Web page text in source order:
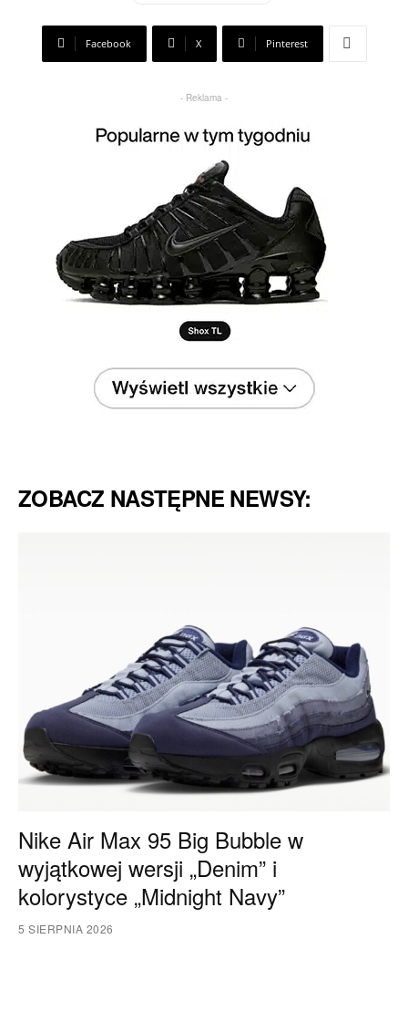
Facebook X Pinterest
- Reklama -
ZOBACZ NASTĘPNE NEWSY:
Nike Air Max 95 Big Bubble w
wyjątkowej wersji „Denim” i
kolorystyce „Midnight Navy”
5 SIERPNIA 2026